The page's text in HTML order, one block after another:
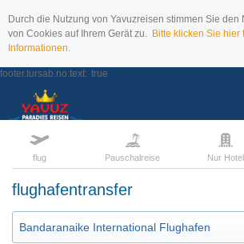
Durch die Nutzung von Yavuzreisen stimmen Sie
von Cookies auf Ihrem Gerät zu. Bitte klicken Sie hier
Informationen.
footer.tursab.no.text: true
flug Pauschalreise Nur Hotel
flughafentransfer